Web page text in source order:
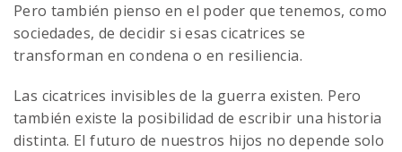
Pero también pienso en el poder que tenemos, como
sociedades, de decidir si esas cicatrices se
transforman en condena o en resiliencia.
Las cicatrices invisibles de la guerra existen. Pero
también existe la posibilidad de escribir una historia
distinta. El futuro de nuestros hijos no depende solo